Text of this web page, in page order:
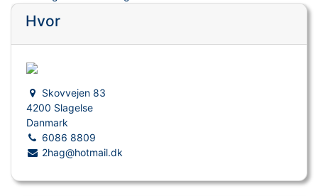
Hvor
Skovvejen 83
4200 Slagelse
Danmark
6086 8809
2hag@hotmail.dk